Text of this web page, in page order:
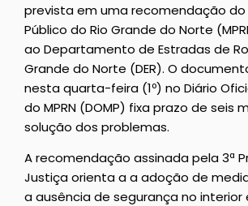
prevista em uma recomendação do
Público do Rio Grande do Norte
ao Departamento de Estradas de
Grande do Norte (DER). O
nesta quarta-feira (1º) no Diário
do MPRN (DOMP) fixa prazo de seis
solução dos problemas.
A recomendação assinada pela 3ª
Justiça orienta a a adoção de
a ausência de segurança no interior